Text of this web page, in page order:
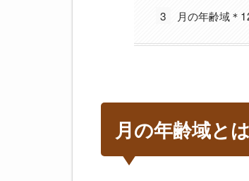
3 月の年齢域＊
月の年齢域と